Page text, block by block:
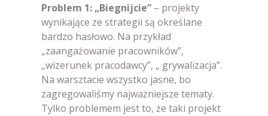
Problem 1: „Biegnijcie” – projekty
wynikające ze strategii są określane
bardzo hasłowo. Na przykład
„zaangażowanie pracowników”,
„wizerunek pracodawcy”, „ grywalizacja”.
Na warsztacie wszystko jasne, bo
zagregowaliśmy najważniejsze tematy.
Tylko problemem jest to, że taki projekt